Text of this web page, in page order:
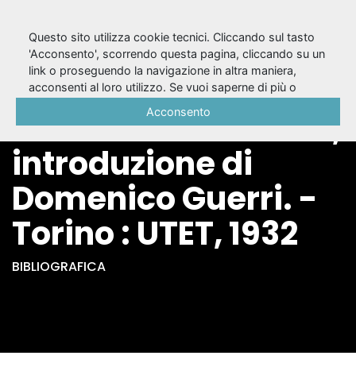
Le commedie /
Niccolò Machiavelli ;
introduzione di
Domenico Guerri. -
Torino : UTET, 1932
BIBLIOGRAFICA
Questo sito utilizza cookie tecnici. Cliccando sul tasto
'Acconsento', scorrendo questa pagina, cliccando su un
link o proseguendo la navigazione in altra maniera,
acconsenti al loro utilizzo. Se vuoi saperne di più o
Acconsento